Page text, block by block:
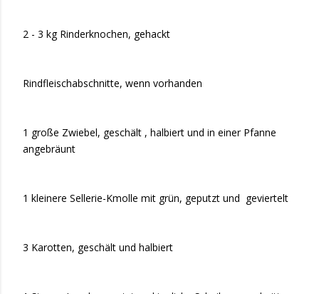
2 - 3 kg Rinderknochen, gehackt
Rindfleischabschnitte, wenn vorhanden
1 große Zwiebel, geschält , halbiert und in einer Pfanne
angebräunt
1 kleinere Sellerie-Kmolle mit grün, geputzt und geviertelt
3 Karotten, geschält und halbiert